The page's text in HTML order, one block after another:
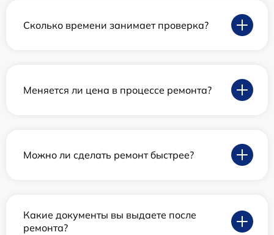
Сколько времени занимает проверка?
Меняется ли цена в процессе ремонта?
Можно ли сделать ремонт быстрее?
Какие документы вы выдаете после
ремонта?